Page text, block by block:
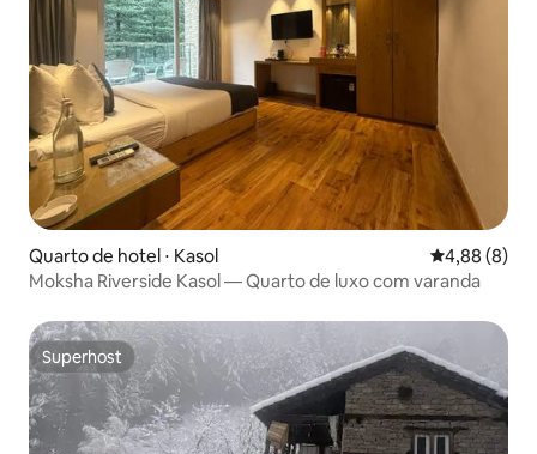
Quarto de hotel ⋅ Kasol 4,88 de uma
4,88 (8)
Moksha Riverside Kasol — Quarto de luxo com varanda
Superhost
Superhost